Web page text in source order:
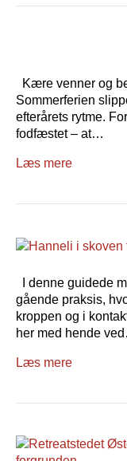
Kære venner og
Sommerferien
efterårets rytme.
fodfæstet – at…
Læs mere
I denne guidede
gående praksis,
kroppen og i
her med hende
Læs mere